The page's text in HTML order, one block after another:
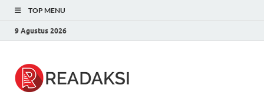
TOP MENU
9 Agustus 2026